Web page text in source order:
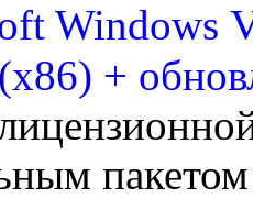
Windows
+